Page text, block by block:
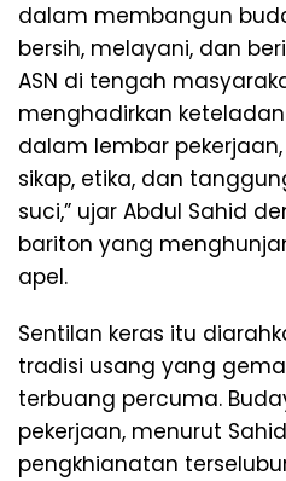
dalam membangun
bersih, melayani, dan
ASN di tengah
menghadirkan
dalam lembar
sikap, etika, dan
suci,” ujar Abdul Sahid
bariton yang
apel.
​Sentilan keras itu
tradisi usang yang
terbuang percuma.
pekerjaan, menurut
pengkhianatan